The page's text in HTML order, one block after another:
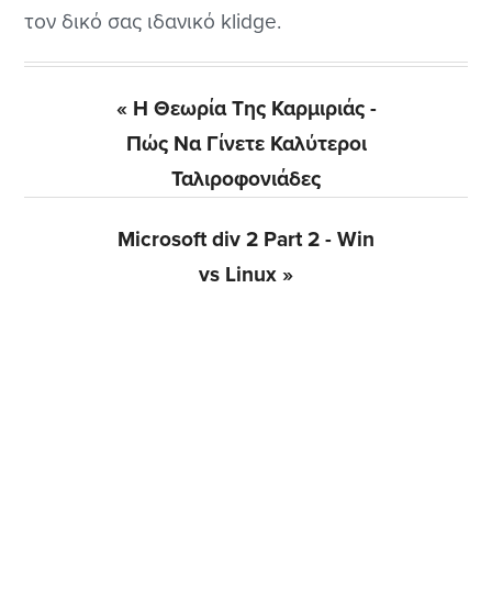
τον δικό σας ιδανικό klidge.
Previous
Post:
« Η Θεωρία Της Καρμιριάς -
Πώς Να Γίνετε Καλύτεροι
Ταλιροφονιάδες
Next
Microsoft div 2 Part 2 - Win
vs Linux »